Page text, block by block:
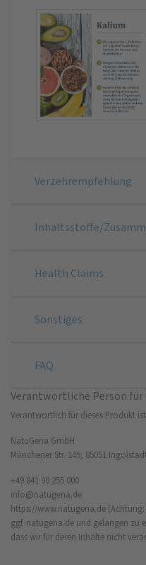
Verzehrempfehlung
Inhaltsstoffe/
Health Claims
Sonstiges
FAQ
Verantwortliche Person für
Verantwortlich für dieses Produkt
NatuGena GmbH
Münchener Str. 149, 85051
+49 841 90 255 000
info@natugena.de
https://www.natugena.de
ggf. natugena.de und gelangen zu
dass wir für deren Inhalte nicht